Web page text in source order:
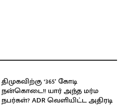
திமுகவிற்கு ‘365’ கோடி
நன்கொடை!! யார் அந்த மர்ம
நபர்கள்? ADR வெளியிட்ட அதிரடி